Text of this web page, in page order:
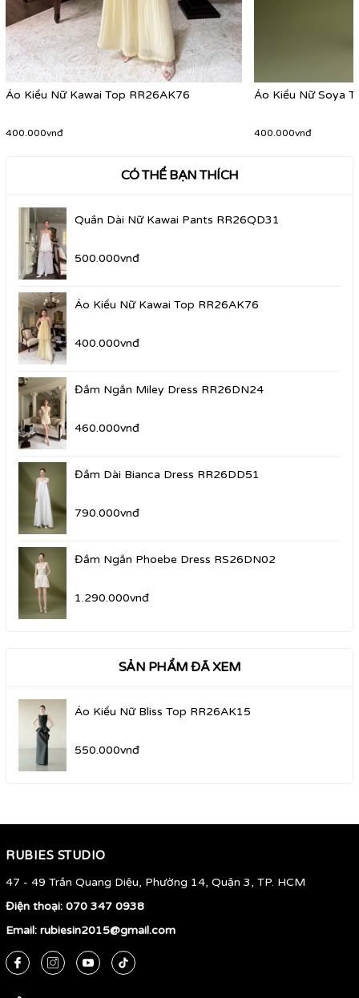
Áo Kiểu Nữ Kawai Top RR26AK76
400.000vnđ
Áo Kiểu Nữ Soya
400.000vnđ
CÓ THỂ BẠN THÍCH
Quần Dài Nữ Kawai Pants RR26QD31
500.000vnđ
Áo Kiểu Nữ Kawai Top RR26AK76
400.000vnđ
Đầm Ngắn Miley Dress RR26DN24
460.000vnđ
Đầm Dài Bianca Dress RR26DD51
790.000vnđ
Đầm Ngắn Phoebe Dress RS26DN02
1.290.000vnđ
SẢN PHẨM ĐÃ XEM
Áo Kiểu Nữ Bliss Top RR26AK15
550.000vnđ
RUBIES STUDIO
47 - 49 Trần Quang Diệu, Phường 14, Quận 3, TP. HCM
Điện thoại: 070 347 0938
Email: rubiesin2015@gmail.com